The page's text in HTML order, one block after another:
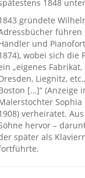
1848
gründete
führen
und
wobei sich
„eigenes
Liegnitz,
[…]“ (Anzeige
Sophia
verheiratet.
hervor –
später als